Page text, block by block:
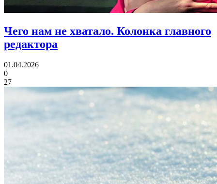
Чего нам не хватало. Колонка главного
редактора
01.04.2026
0
27